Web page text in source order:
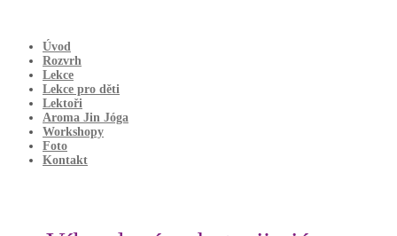
Úvod
Rozvrh
Lekce
Lekce pro děti
Lektoři
Aroma Jin Jóga
Workshopy
Foto
Kontakt